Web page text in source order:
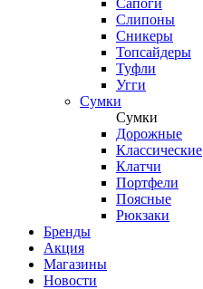
Сапоги
Слипоны
Сникеры
Топсайдеры
Туфли
Угги
Сумки
Сумки
Дорожные
Классические
Клатчи
Портфели
Поясные
Рюкзаки
Бренды
Акция
Магазины
Новости